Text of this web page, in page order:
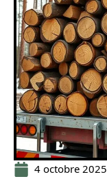
4 octobre 2025